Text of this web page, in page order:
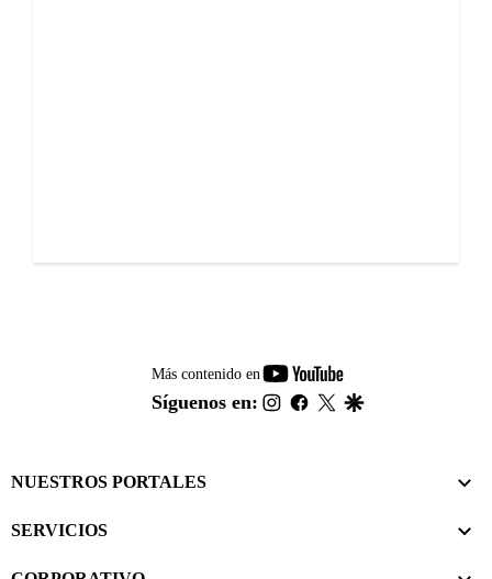
Más contenido en
youtube-
footer
Síguenos en: instagram
facebook
twitter
NUESTROS PORTALES
SERVICIOS